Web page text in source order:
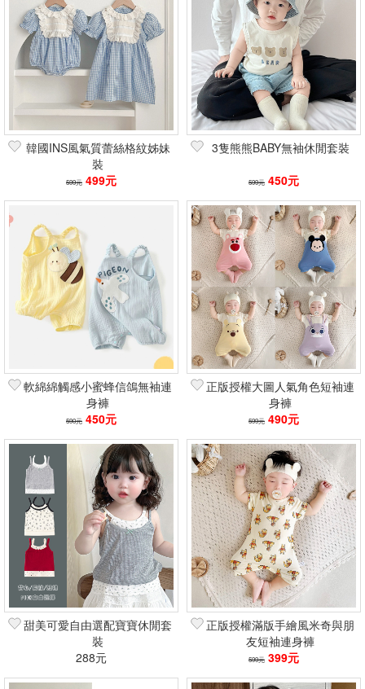
韓國INS風氣質蕾絲格紋姊妹
裝
599元 499元
3隻熊熊BABY無袖休閒套裝
599元 450元
軟綿綿觸感小蜜蜂信鴿無袖連
身褲
590元 450元
正版授權大圖人氣角色短袖連
身褲
599元 490元
甜美可愛自由選配寶寶休閒套
裝
288元
正版授權滿版手繪風米奇與朋
友短袖連身褲
599元 399元